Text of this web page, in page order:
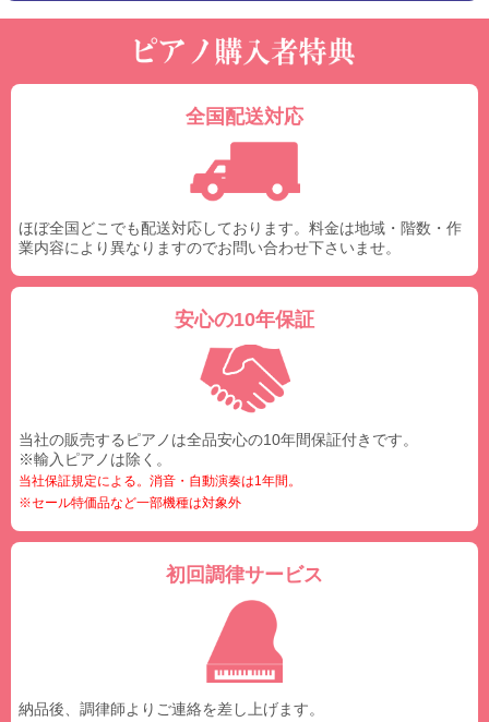
全国配送対応
ほぼ全国どこでも配送対応しております。料金は地域・階数・作
業内容により異なりますのでお問い合わせ下さいませ。
安心の10年保証
当社の販売するピアノは全品安心の10年間保証付きです。
※輸入ピアノは除く。
当社保証規定による。消音・自動演奏は1年間。
※セール特価品など一部機種は対象外
初回調律サービス
納品後、調律師よりご連絡を差し上げます。